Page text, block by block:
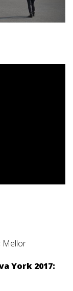
Mellor
York 2017: